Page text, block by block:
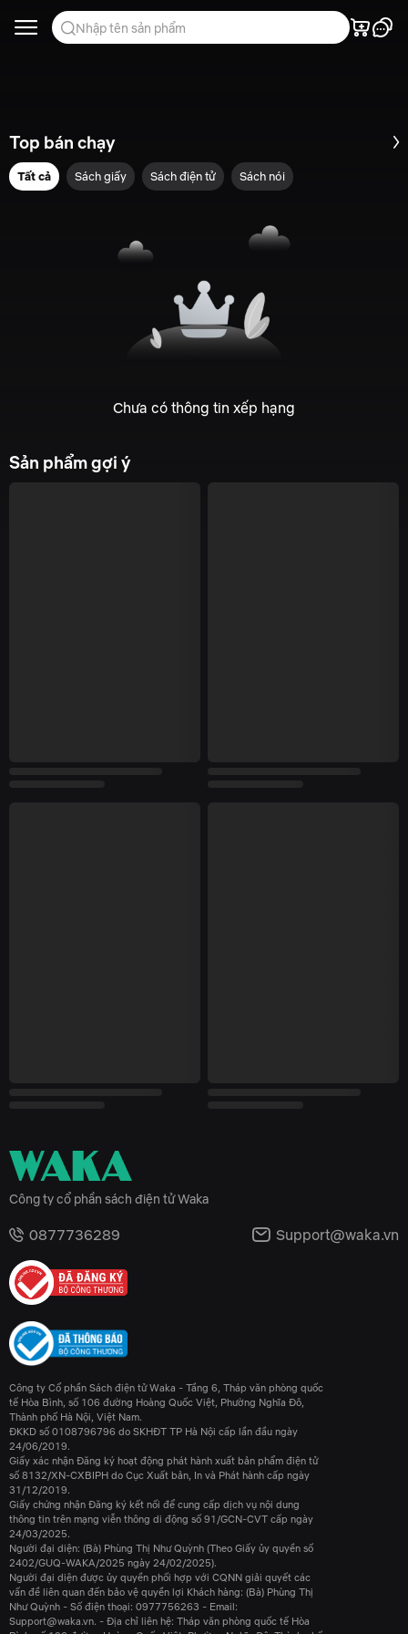
Nhập tên sản phẩm
Top bán chạy
Tất cả Sách giấy Sách điện tử Sách nói
Chưa có thông tin xếp hạng
Sản phẩm gợi ý
Công ty cổ phần sách điện tử Waka
0877736289 Support@waka.vn
Công ty Cổ phần Sách điện tử Waka - Tầng 6, Tháp văn phòng quốc
tế Hòa Bình, số 106 đường Hoàng Quốc Việt, Phường Nghĩa Đô,
Thành phố Hà Nội, Việt Nam.
ĐKKD số 0108796796 do SKHĐT TP Hà Nội cấp lần đầu ngày
24/06/2019.
Giấy xác nhận Đăng ký hoạt động phát hành xuất bản phẩm điện tử
số 8132/XN-CXBIPH do Cục Xuất bản, In và Phát hành cấp ngày
31/12/2019.
Giấy chứng nhận Đăng ký kết nối để cung cấp dịch vụ nội dung
thông tin trên mạng viễn thông di động số 91/GCN-CVT cấp ngày
24/03/2025.
Người đại diện: (Bà) Phùng Thị Như Quỳnh (Theo Giấy ủy quyền số
2402/GUQ-WAKA/2025 ngày 24/02/2025).
Người đại diện được ủy quyền phối hợp với CQNN giải quyết các
vấn đề liên quan đến bảo vệ quyền lợi Khách hàng: (Bà) Phùng Thị
Như Quỳnh - Số điện thoại: 0977756263 - Email:
Support@waka.vn. - Địa chỉ liên hệ: Tháp văn phòng quốc tế Hòa